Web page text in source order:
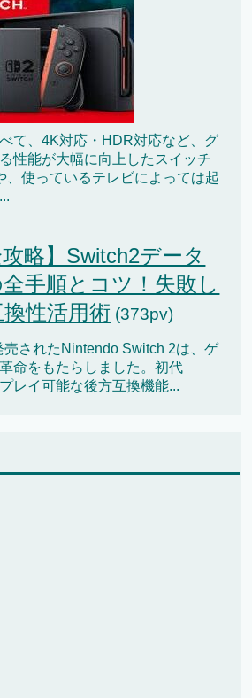
て、4K対応・HDR対応など、グ
性能が大幅に向上したスイッチ
、使っているテレビによっては起
攻略】Switch2データ
手順とコツ！失敗し
性活用術 (373pv)
売されたNintendo Switch 2は、ゲ
命をもたらしました。初代
レイ可能な後方互換機能...